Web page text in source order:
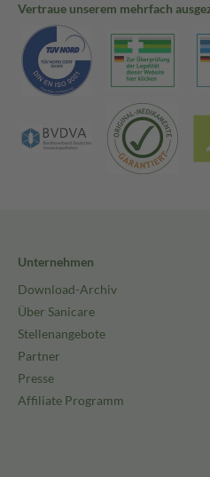
Vertraue unserem mehrfach
Unternehmen
Download-Archiv
Über Sanicare
Stellenangebote
Partner
Presse
Affiliate Programm